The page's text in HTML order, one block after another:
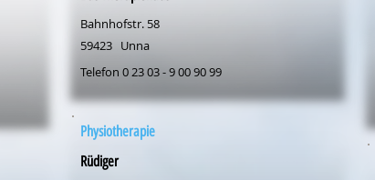
Bahnhofstr. 58
59423 Unna
Telefon 0 23 03 - 9 00 90 99
Physiotherapie
Rüdiger